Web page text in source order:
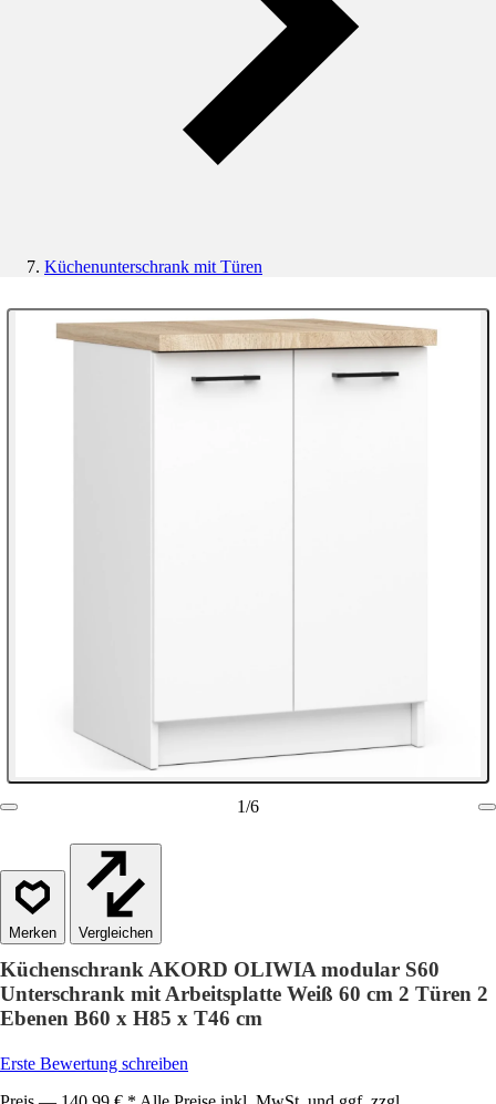
Küchenunterschrank mit Türen
1/6
Vergleichen
Küchenschrank AKORD OLIWIA modular S60
Unterschrank mit Arbeitsplatte Weiß 60 cm 2 Türen 2
Ebenen B60 x H85 x T46 cm
Erste Bewertung schreiben